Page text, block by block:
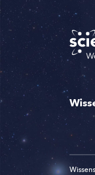
Skip
to
main
content